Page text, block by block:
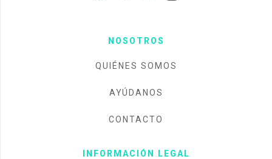
NOSOTROS
QUIÉNES SOMOS
AYÚDANOS
CONTACTO
INFORMACIÓN LEGAL